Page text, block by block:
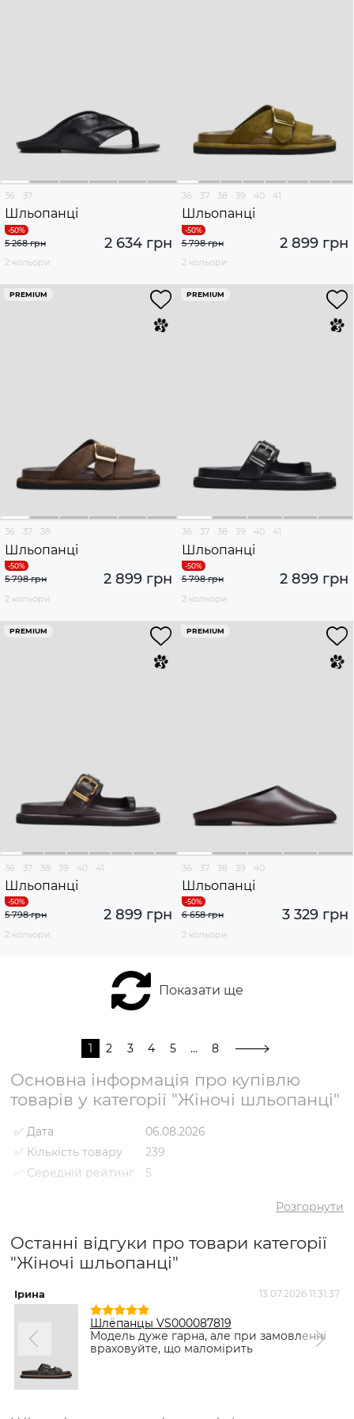
36 37
Шльопанці
2 634 грн
5 268 грн
2 кольори
36 37 38 39 40 41
Шльопанці
2 899 грн
5 798 грн
2 кольори
PREMIUM
36 37 38
Шльопанці
2 899 грн
5 798 грн
2 кольори
PREMIUM
36 37 38 39 40 41
Шльопанці
2 899 грн
5 798 грн
2 кольори
PREMIUM
36 37 38 39 40 41
Шльопанці
2 899 грн
5 798 грн
2 кольори
PREMIUM
36 37 38 39 40
Шльопанці
3 329 грн
6 658 грн
2 кольори
Показати ще
1 2 3 4 5 ... 8
Основна інформація про купівлю
товарів у категорії "Жіночі шльопанці"
✅ Дата
06.08.2026
✅ Кількість товару
239
✅ Середній рейтинг
5
✅ Найдорожчий
товар
3329 грн
товар
Розгорнути
Останні відгуки про товари категорії
"Жіночі шльопанці"
Ірина 13.07.2026 11:31:37
Шлёпанцы VS000087819
Модель дуже гарна, але при замовленні
враховуйте, що маломірить